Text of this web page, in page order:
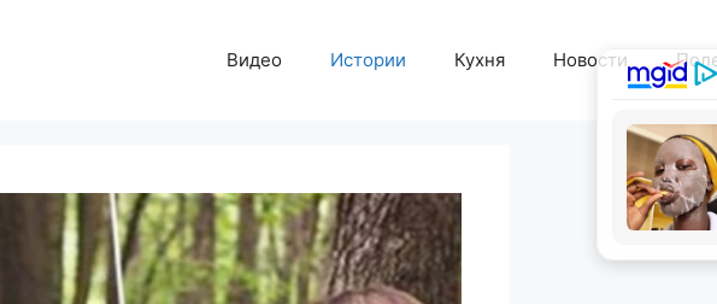
Видео Истории Кухня Новости